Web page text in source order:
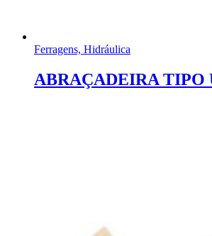
Ferragens, Hidráulica
ABRAÇADEIRA TIPO